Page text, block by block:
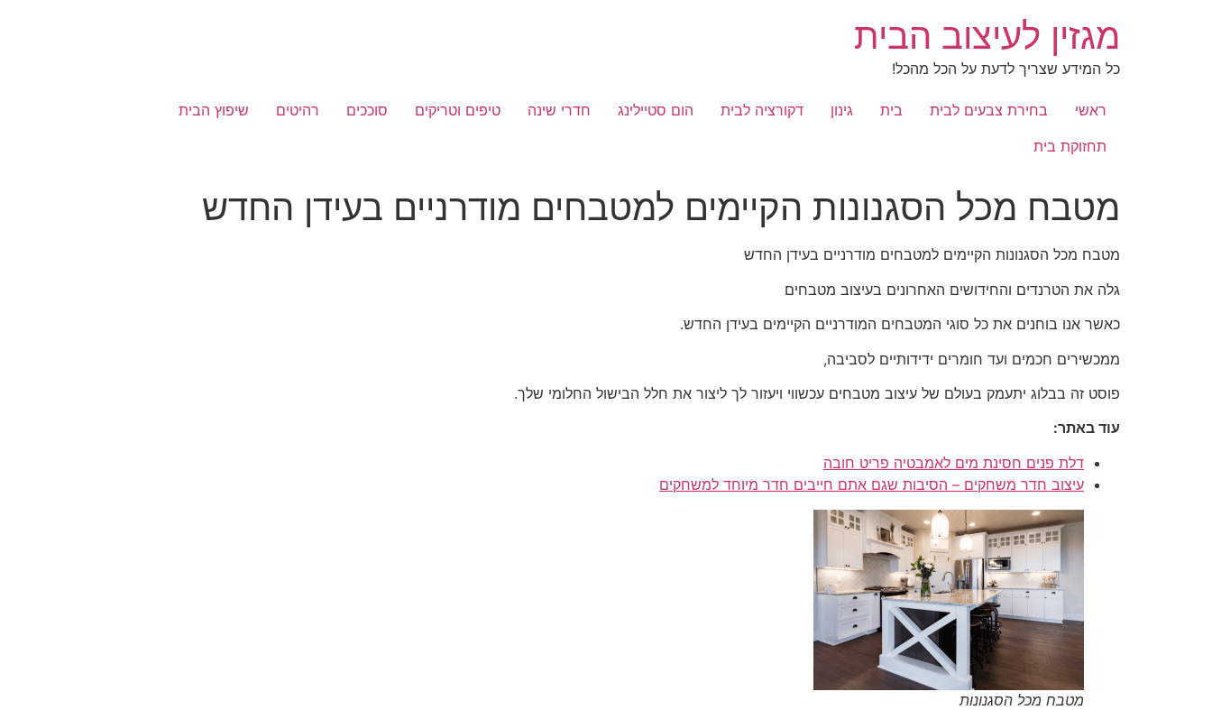
מגזין לעיצוב הבית
כל המידע שצריך לדעת על הכל מהכל!
ראשי בחירת צבעים לבית בית גינון דקורציה לבית הום סטיילינג חדרי שינה טיפים וטריקים סוככים רהיטים
שיפוץ הבית
תחזוקת בית
מטבח מכל הסגנונות הקיימים למטבחים מודרניים בעידן החדש
מטבח מכל הסגנונות הקיימים למטבחים מודרניים בעידן החדש
גלה את הטרנדים והחידושים האחרונים בעיצוב מטבחים
כאשר אנו בוחנים את כל סוגי המטבחים המודרניים הקיימים בעידן החדש.
ממכשירים חכמים ועד חומרים ידידותיים לסביבה,
פוסט זה בבלוג יתעמק בעולם של עיצוב מטבחים עכשווי ויעזור לך ליצור את חלל הבישול החלומי שלך.
עוד באתר:
דלת פנים חסינת מים לאמבטיה פריט חובה
עיצוב חדר משחקים – הסיבות שגם אתם חייבים חדר מיוחד למשחקים
מטבח מכל הסגנונות